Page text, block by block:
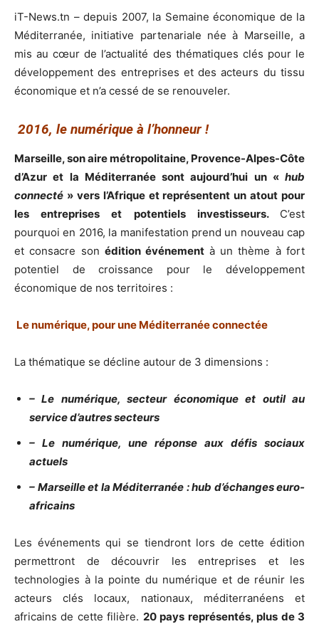
iT-News.tn – depuis 2007, la Semaine économique de la
Méditerranée, initiative partenariale née à Marseille, a
mis au cœur de l’actualité des thématiques clés pour le
développement des entreprises et des acteurs du tissu
économique et n’a cessé de se renouveler.
2016, le numérique à l’honneur !
Marseille, son aire métropolitaine, Provence-Alpes-Côte
d’Azur et la Méditerranée sont aujourd’hui un « hub
connecté » vers l’Afrique et représentent un atout pour
les entreprises et potentiels investisseurs. C’est
pourquoi en 2016, la manifestation prend un nouveau cap
et consacre son édition événement à un thème à fort
potentiel de croissance pour le développement
économique de nos territoires :
Le numérique, pour une Méditerranée connectée
La thématique se décline autour de 3 dimensions :
– Le numérique, secteur économique et outil au
service d’autres secteurs
– Le numérique, une réponse aux défis sociaux
actuels
– Marseille et la Méditerranée : hub d’échanges euro-
africains
Les événements qui se tiendront lors de cette édition
permettront de découvrir les entreprises et les
technologies à la pointe du numérique et de réunir les
acteurs clés locaux, nationaux, méditerranéens et
africains de cette filière. 20 pays représentés, plus de 3